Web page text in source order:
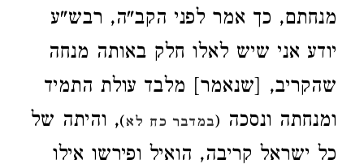
מנחתם, כך אמר לפני הקב"ה, רבש"ע
יודע אני שיש לאלו חלק באותה מנחה
שהקריב, [שנאמר] מלבד עולת התמיד
ומנחתה ונסכה (במדבר כח לא), והיתה של
כל ישראל קריבה, הואיל ופירשו אילו